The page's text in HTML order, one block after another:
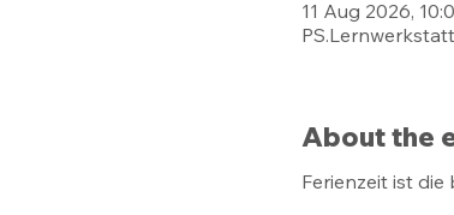
11 Aug 2026,
About the
Ferienzeit ist